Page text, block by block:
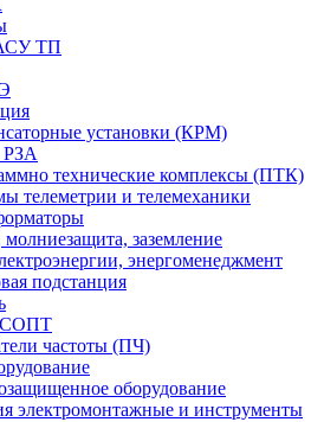
ТП
установки (КРМ)
технические комплексы (ПТК)
телеметрии и телемеханики
заземление
энергоменеджмент
подстанция
частоты (ПЧ)
оборудование
электромонтажные и инструменты